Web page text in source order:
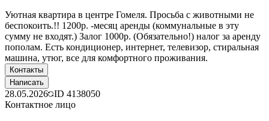
Уютная квартира в центре Гомеля. Просьба с животными не
беспокоить.!! 1200р. -месяц аренды (коммунальные в эту
сумму не входят.) Залог 1000р. (Обязательно!) налог за аренду
пополам. Есть кондиционер, интернет, телевизор, стиральная
машина, утюг, все для комфортного проживания.
Контакты
Написать
28.05.2026 ID 4138050
Контактное лицо